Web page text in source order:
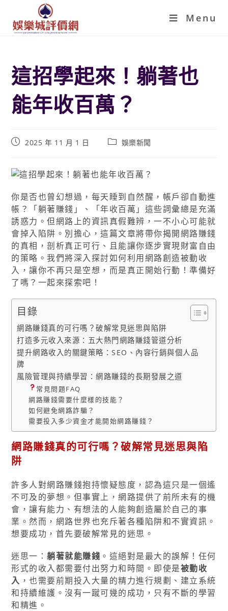
Menu
這招學起來！躺著也
能年收百萬？
2025 年 11 月 1 日 娛樂新聞
你是否也曾幻想過，每天睡到自然醒，帳戶卻自動進
帳？「躺著賺錢」、「年收百萬」這些詞彙總是充滿
誘惑力。但網路上的資訊真假難辨，一不小心可能就
會掉入陷阱。別擔心，這篇文章將帶你揭開網路賺錢
的真相，剖析真正可行、且能讓你逐步實現財富自由
的策略。我們將深入探討如何利用網路創造被動收
入，讓你不再只是空想，而是真正開始行動！準備好
了嗎？一起來探索吧！
目錄
網路賺錢真的可行嗎？破解常見迷思與陷阱
打造多元收入來源：五大熱門網路賺錢管道分析
提升網路收入的關鍵策略：SEO、內容行銷與個人品
牌
風險管理與持續學習：網路賺錢的長期發展之道
常見問題FAQ
網路賺錢需要什麼樣的技能？
如何避免網路詐騙？
需要投入多少資金才能開始網路賺錢？
網路賺錢真的可行嗎？破解常見迷思與陷
阱
許多人對網路賺錢抱持懷疑態度，認為這只是一個遙
不可及的夢想。但事實上，網路提供了前所未有的機
會，讓有能力、有想法的人能夠創造屬於自己的事
業。然而，網路世界也充斥著各種陷阱和不實資訊。
想要成功，首先要破解常見的迷思。
迷思一：躺著就能賺錢 。這絕對是最大的誤解！任何
形式的收入都需要付出努力和時間。即使是被動收
入 ，也需要前期投入大量的精力進行規劃、建立系統
和持續維護。沒有一蹴可幾的成功，只有不斷的學習
和精進。